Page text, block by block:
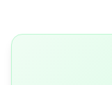
ביותר